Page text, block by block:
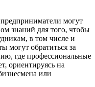
могут
знаний для того, чтобы
в том числе и
могут обратиться за
где профессиональные
ориентируясь на
или